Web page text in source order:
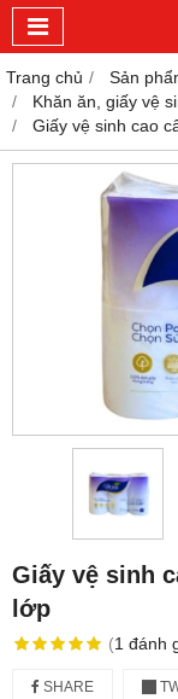
Trang chủ
Sản
Khăn ăn, giấy vệ
Giấy vệ sinh cao
Giấy vệ sinh
lớp
(1 đánh
SHARE